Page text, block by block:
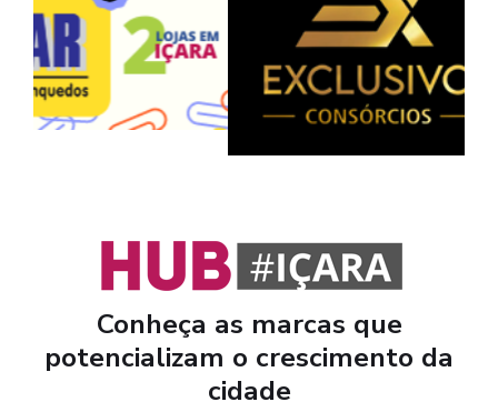
Conheça as marcas que
potencializam o crescimento da
cidade